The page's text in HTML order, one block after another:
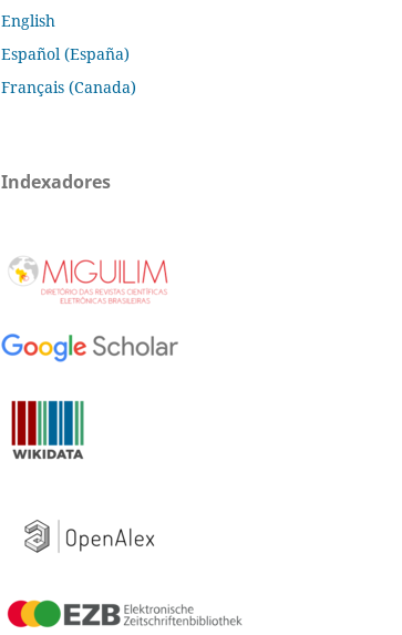
English
Español (España)
Français (Canada)
Indexadores